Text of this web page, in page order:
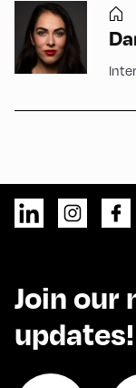
Join our
updates!